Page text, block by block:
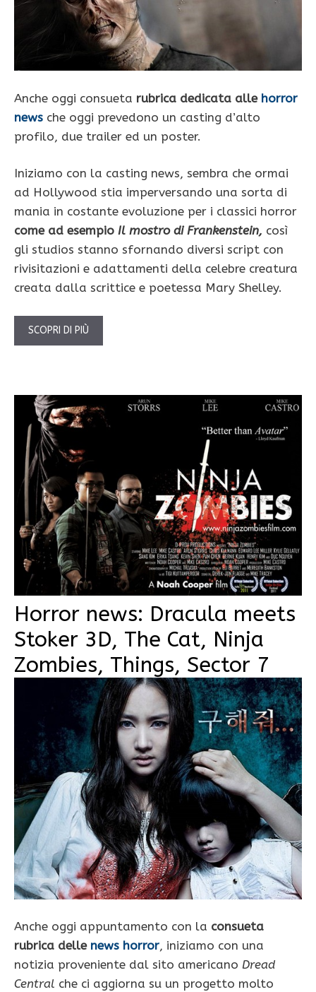
Anche oggi consueta rubrica dedicata alle horror
news che oggi prevedono un casting d’alto
profilo, due trailer ed un poster.
Iniziamo con la casting news, sembra che ormai
ad Hollywood stia imperversando una sorta di
mania in costante evoluzione per i classici horror
come ad esempio Il mostro di Frankenstein, così
gli studios stanno sfornando diversi script con
rivisitazioni e adattamenti della celebre creatura
creata dalla scrittice e poetessa Mary Shelley.
SCOPRI DI PIÙ
Horror news: Dracula meets
Stoker 3D, The Cat, Ninja
Zombies, Things, Sector 7
Anche oggi appuntamento con la consueta
rubrica delle news horror, iniziamo con una
notizia proveniente dal sito americano Dread
Central che ci aggiorna su un progetto molto